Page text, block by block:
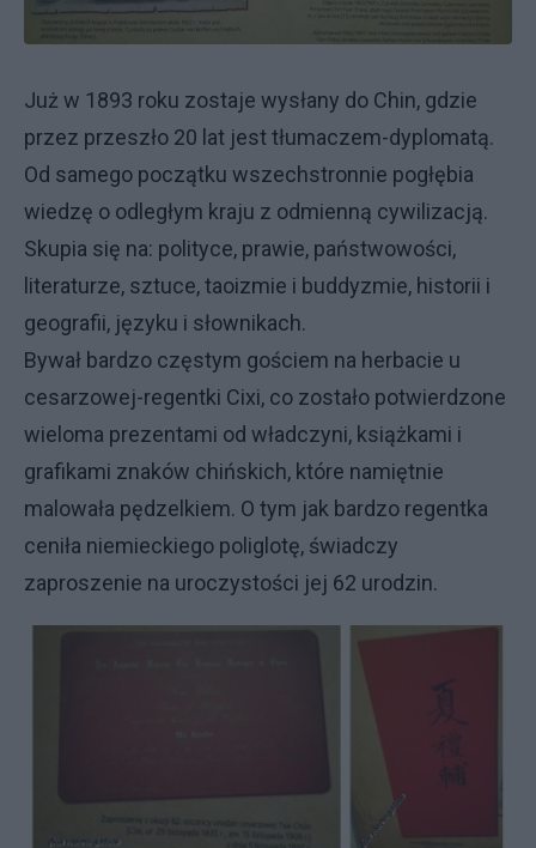
Już w 1893 roku zostaje wysłany do Chin, gdzie
przez przeszło 20 lat jest tłumaczem-dyplomatą.
Od samego początku wszechstronnie pogłębia
wiedzę o odległym kraju z odmienną cywilizacją.
Skupia się na: polityce, prawie, państwowości,
literaturze, sztuce, taoizmie i buddyzmie, historii i
geografii, języku i słownikach.
Bywał bardzo częstym gościem na herbacie u
cesarzowej-regentki Cixi, co zostało potwierdzone
wieloma prezentami od władczyni, książkami i
grafikami znaków chińskich, które namiętnie
malowała pędzelkiem. O tym jak bardzo regentka
ceniła niemieckiego poliglotę, świadczy
zaproszenie na uroczystości jej 62 urodzin.